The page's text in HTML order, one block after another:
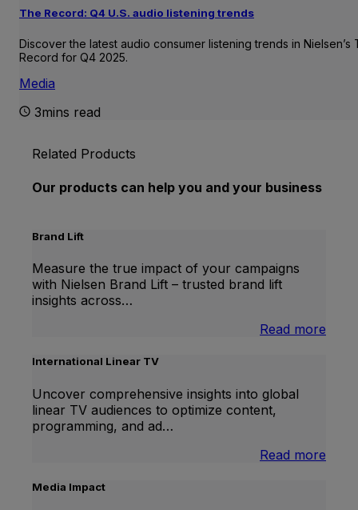
The Record: Q4 U.S. audio listening trends
Discover the latest audio consumer listening trends in Nielsen’s
Record for Q4 2025.
Media
3mins read
Related Products
Our products can help you and your business
Brand Lift
Measure the true impact of your campaigns
with Nielsen Brand Lift – trusted brand lift
insights across…
Read more
International Linear TV
Uncover comprehensive insights into global
linear TV audiences to optimize content,
programming, and ad…
Read more
Media Impact